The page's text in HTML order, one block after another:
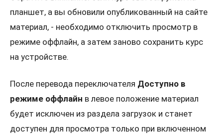
планшет, а вы обновили опубликованный на сайте
материал, - необходимо отключить просмотр в
режиме оффлайн, а затем заново сохранить курс
на устройстве.
После перевода переключателя Доступно в
режиме оффлайн в левое положение материал
будет исключен из раздела загрузок и станет
доступен для просмотра только при включенном